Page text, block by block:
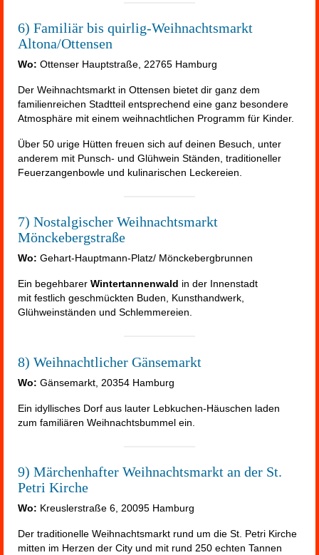
6) Familiär bis quirlig-Weihnachtsmarkt
Altona/Ottensen
Wo: Ottenser Hauptstraße, 22765 Hamburg
Der Weihnachtsmarkt in Ottensen bietet dir ganz dem
familienreichen Stadtteil entsprechend eine ganz besondere
Atmosphäre mit einem weihnachtlichen Programm für Kinder.
Über 50 urige Hütten freuen sich auf deinen Besuch, unter
anderem mit Punsch- und Glühwein Ständen, traditioneller
Feuerzangenbowle und kulinarischen Leckereien.
7) Nostalgischer Weihnachtsmarkt
Mönckebergstraße
Wo: Gehart-Hauptmann-Platz/ Mönckebergbrunnen
Ein begehbarer Wintertannenwald in der Innenstadt
mit festlich geschmückten Buden, Kunsthandwerk,
Glühweinständen und Schlemmereien.
8) Weihnachtlicher Gänsemarkt
Wo: Gänsemarkt, 20354 Hamburg
Ein idyllisches Dorf aus lauter Lebkuchen-Häuschen laden
zum familiären Weihnachtsbummel ein.
9) Märchenhafter Weihnachtsmarkt an der St.
Petri Kirche
Wo: Kreuslerstraße 6, 20095 Hamburg
Der traditionelle Weihnachtsmarkt rund um die St. Petri Kirche
mitten im Herzen der City und mit rund 250 echten Tannen